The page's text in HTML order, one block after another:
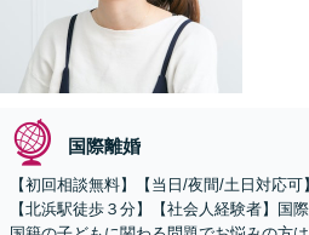
国際離婚
【初回相談無料】【当日/夜間/土日対応可
【北浜駅徒歩３分】【社会人経験者】国